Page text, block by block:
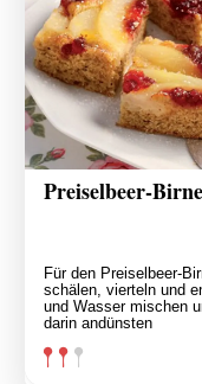
Preiselbeer-
Für den Preiselbeer-
schälen, vierteln und
und Wasser mischen
darin andünsten